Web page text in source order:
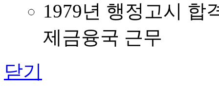
1979년 행정고시 합
제금융국 근무
닫기